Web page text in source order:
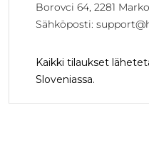
Borovci 64, 2281
Sähköposti:
Kaikki tilaukset
Sloveniassa.